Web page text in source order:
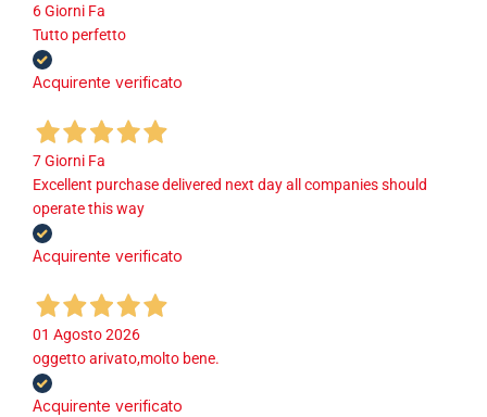
6 Giorni Fa
Tutto perfetto
Acquirente verificato
7 Giorni Fa
Excellent purchase delivered next day all companies should
operate this way
Acquirente verificato
01 Agosto 2026
oggetto arivato,molto bene.
Acquirente verificato